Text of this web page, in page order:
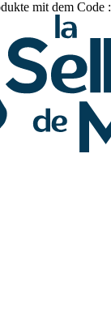
mit dem Code :